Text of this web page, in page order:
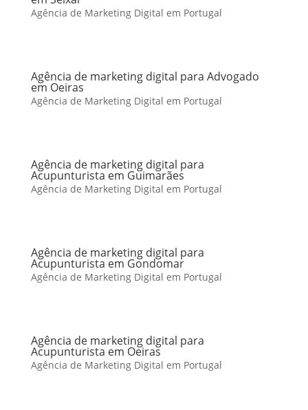
Agência de Marketing Digital em Portugal
Agência de marketing digital para Advogado
em Oeiras
Agência de Marketing Digital em Portugal
Agência de marketing digital para
Acupunturista em Guimarães
Agência de Marketing Digital em Portugal
Agência de marketing digital para
Acupunturista em Gondomar
Agência de Marketing Digital em Portugal
Agência de marketing digital para
Acupunturista em Oeiras
Agência de Marketing Digital em Portugal